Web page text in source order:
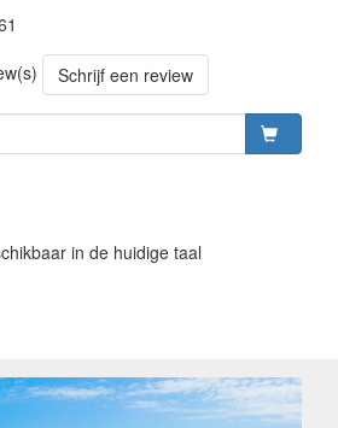
Schrijf een review
in de huidige taal